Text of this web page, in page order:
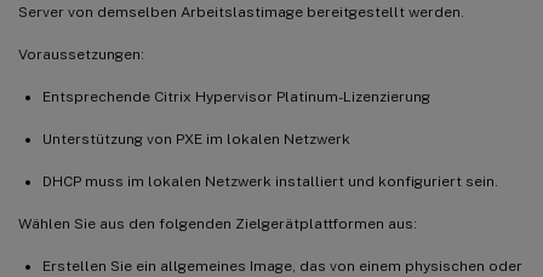
Server von demselben Arbeitslastimage bereitgestellt werden.
Voraussetzungen:
Entsprechende Citrix Hypervisor Platinum-Lizenzierung
Unterstützung von PXE im lokalen Netzwerk
DHCP muss im lokalen Netzwerk installiert und konfiguriert sein.
Wählen Sie aus den folgenden Zielgerätplattformen aus:
Erstellen Sie ein allgemeines Image, das von einem physischen oder